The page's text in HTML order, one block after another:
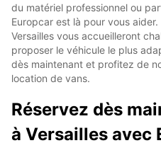
du matériel professionnel ou
Europcar est là pour vous
Versailles vous accueilleront
proposer le véhicule le plus
dès maintenant et profitez de
location de vans.
Réservez dès
à Versailles avec